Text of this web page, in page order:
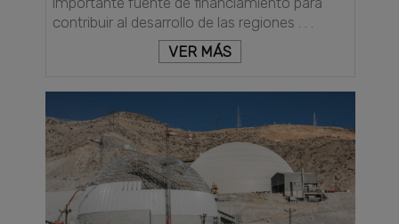
contribuir al desarrollo de las regiones . . .
VER MÁS